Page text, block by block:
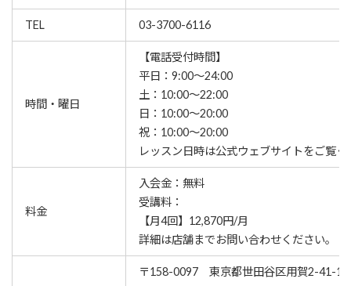
TEL 03-3700-6116
時間・曜日
【電話受付時間】
平日：9:00～24:00
土：10:00～22:00
日：10:00～20:00
祝：10:00～20:00
レッスン⽇時は公式ウェブサイトをご覧く
料金
入会金：無料
受講料：
【月4回】12,870円/月
詳細は店舗までお問い合わせください。
〒158-0097 東京都世田谷区用賀2-41-11